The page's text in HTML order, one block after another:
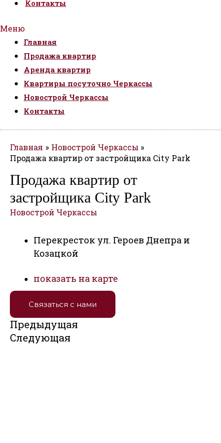
Контакты
Меню
Главная
Продажа квартир
Аренда квартир
Квартиры посуточно Черкассы
Новострой Черкассы
Контакты
Главная
Новострой Черкассы
Продажа квартир от застройщика City Park
Продажа квартир от
застройщика City Park
Новострой Черкассы
Перекресток ул. Героев Днепра и
Козацкой
показать на карте
Связаться с нами
Предыдущая
Следующая